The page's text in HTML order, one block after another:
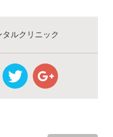
ルクリニック